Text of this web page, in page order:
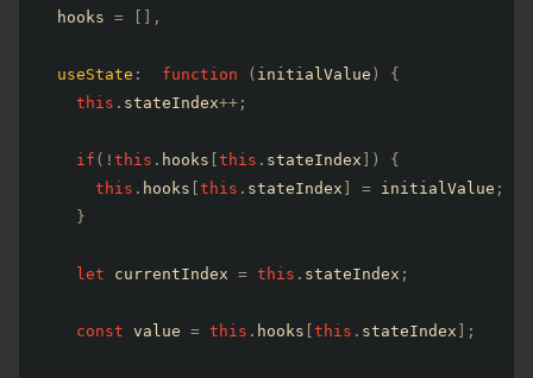
  hooks
= ,
useState : function ( initialValue )
{
this . stateIndex++ ;
if ( ! this . hooks this . stateIndex )
{
this . hooks this . stateIndex = initialValue ;
}
let currentIndex = this . stateIndex ;
const value = this . hooks this . stateIndex ;